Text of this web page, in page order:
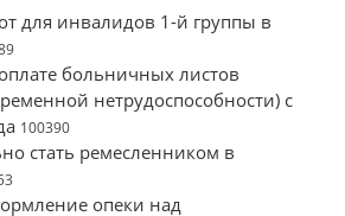
для инвалидов 1-й группы в
больничных листов
нетрудоспособности) с
100390
стать ремесленником в
опеки над